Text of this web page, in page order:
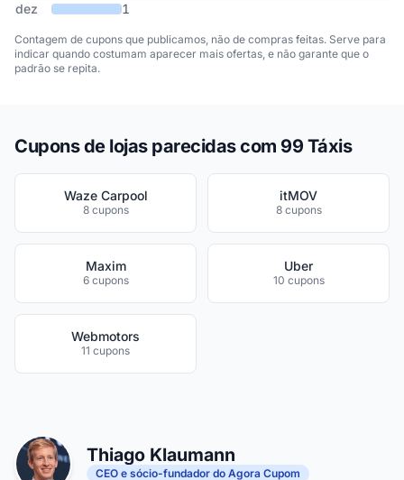
dez
1
Contagem de cupons que publicamos, não de compras feitas. Serve para
indicar quando costumam aparecer mais ofertas, e não garante que o
padrão se repita.
Cupons de lojas parecidas com 99 Táxis
Waze Carpool
8 cupons
itMOV
8 cupons
Maxim
6 cupons
Uber
10 cupons
Webmotors
11 cupons
Thiago Klaumann
CEO e sócio-fundador do Agora Cupom